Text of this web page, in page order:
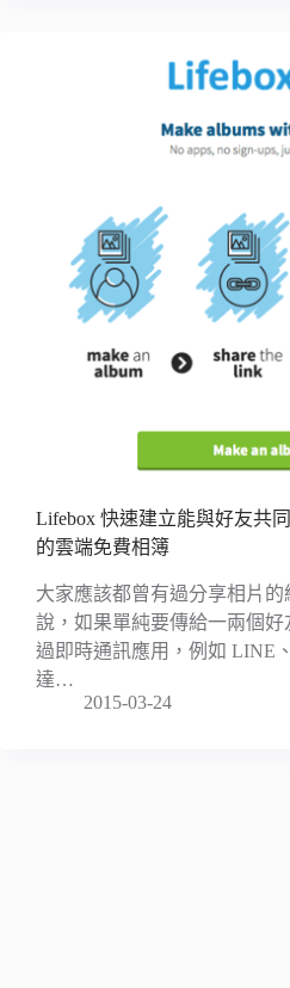
Lifebox 快速建立能與好友共
的雲端免費相簿
大家應該都曾有過分享相片的
說，如果單純要傳給一兩個好
過即時通訊應用，例如 LINE
達…
2015-03-24